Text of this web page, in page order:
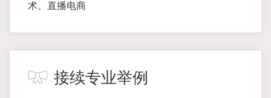
术、直播电商
接续专业举例